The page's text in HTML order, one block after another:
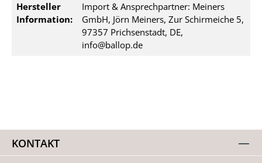
Hersteller
Information:
Import & Ansprechpartner: Meiners
GmbH, Jörn Meiners, Zur Schirmeiche 5,
97357 Prichsenstadt, DE,
info@ballop.de
KONTAKT